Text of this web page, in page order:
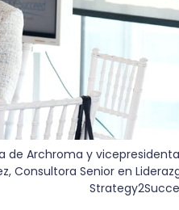
de Archroma y
Consultora Senior en